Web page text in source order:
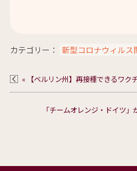
カテゴリー： 新型コロナウィルス
« 【ベルリン州】再接種できるワク
「チームオレンジ・ドイツ